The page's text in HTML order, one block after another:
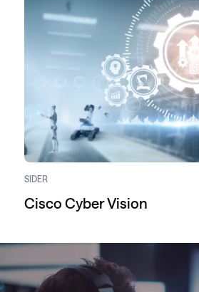
SIDER
Cisco Cyber Vision